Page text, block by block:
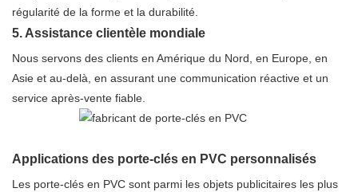
régularité de la forme et la durabilité.
5. Assistance clientèle mondiale
Nous servons des clients en Amérique du Nord, en Europe, en
Asie et au-delà, en assurant une communication réactive et un
service après-vente fiable.
Applications des porte-clés en PVC personnalisés
Les porte-clés en PVC sont parmi les objets publicitaires les plus